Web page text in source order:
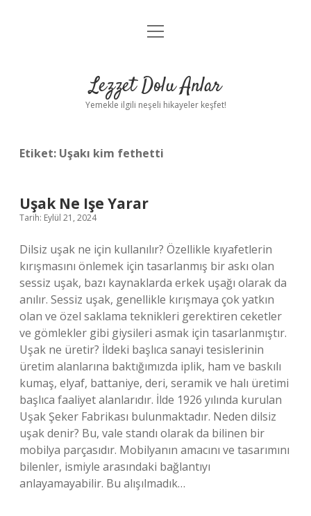
Anasayfa
Yasal Uyarı
menüyü
Lezzet Dolu Anlar
Yemekle ilgili neşeli hikayeler keşfet!
Etiket: Uşakı kim fethetti
Uşak Ne Işe Yarar
Tarih: Eylül 21, 2024
Dilsiz uşak ne için kullanılır? Özellikle kıyafetlerin
kırışmasını önlemek için tasarlanmış bir askı olan
sessiz uşak, bazı kaynaklarda erkek uşağı olarak da
anılır. Sessiz uşak, genellikle kırışmaya çok yatkın
olan ve özel saklama teknikleri gerektiren ceketler
ve gömlekler gibi giysileri asmak için tasarlanmıştır.
Uşak ne üretir? İldeki başlıca sanayi tesislerinin
üretim alanlarına baktığımızda iplik, ham ve baskılı
kumaş, elyaf, battaniye, deri, seramik ve halı üretimi
başlıca faaliyet alanlarıdır. İlde 1926 yılında kurulan
Uşak Şeker Fabrikası bulunmaktadır. Neden dilsiz
uşak denir? Bu, vale standı olarak da bilinen bir
mobilya parçasıdır. Mobilyanın amacını ve tasarımını
bilenler, ismiyle arasındaki bağlantıyı
anlayamayabilir. Bu alışılmadık…